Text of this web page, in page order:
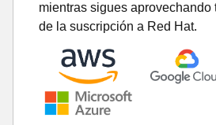
mientras sigues aprovechando
de la suscripción a Red Hat.